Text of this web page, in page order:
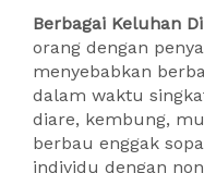
Berbagai Keluhan
orang dengan
menyebabkan
dalam waktu
diare, kembung,
berbau enggak
individu dengan